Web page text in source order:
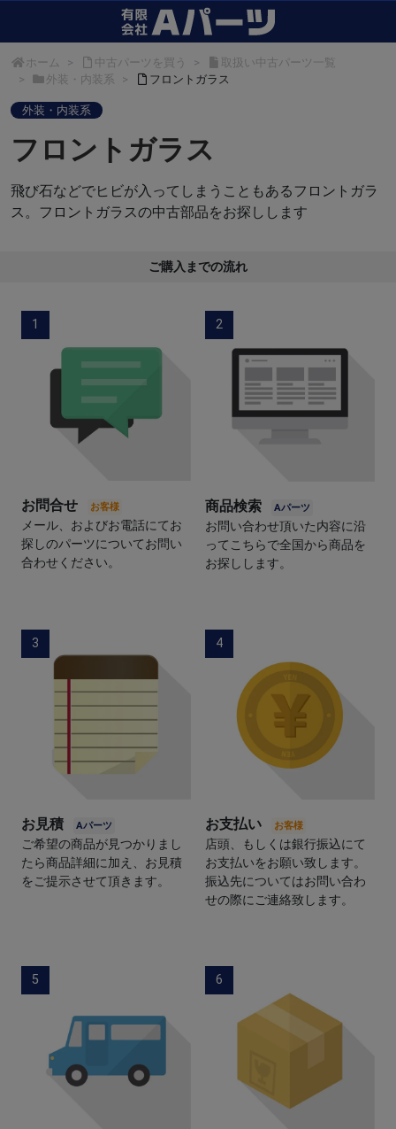
ホーム 中古パーツを買う
取扱い中古パーツ一覧
外装・内装系
フロントガラス
外装・内装系
フロントガラス
飛び石などでヒビが入ってしまうこともあるフロントガラ
ス。フロントガラスの中古部品をお探しします
ご購入までの流れ
1
お問合せ
メール、およびお電話にてお
探しのパーツについてお問い
合わせください。
2
商品検索
お問い合わせ頂いた内容に沿
ってこちらで全国から商品を
お探しします。
3
お見積
ご希望の商品が見つかりまし
たら商品詳細に加え、お見積
をご提示させて頂きます。
4
お支払い
店頭、もしくは銀行振込にて
お支払いをお願い致します。
振込先についてはお問い合わ
せの際にご連絡致します。
5 6